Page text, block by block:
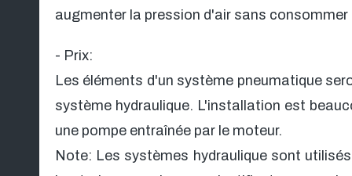
augmenter la pression d'air sans consommer
- Prix:
Les éléments d'un système pneumatique
système hydraulique. L'installation est
une pompe entraînée par le moteur.
Note: Les systèmes hydraulique sont